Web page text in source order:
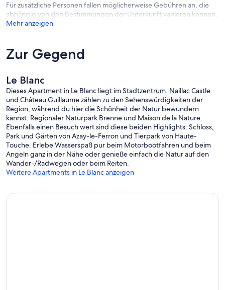
Für zusätzliche Personen fallen möglicherweise Gebühren an, die
abhängig von den Bestimmungen der Unterkunft variieren können.
Mehr anzeigen
Zur Gegend
Le Blanc
Dieses Apartment in Le Blanc liegt im Stadtzentrum. Naillac Castle
und Château Guillaume zählen zu den Sehenswürdigkeiten der
Region, während du hier die Schönheit der Natur bewundern
kannst: Regionaler Naturpark Brenne und Maison de la Nature.
Ebenfalls einen Besuch wert sind diese beiden Highlights: Schloss,
Park und Gärten von Azay-le-Ferron und Tierpark von Haute-
Touche. Erlebe Wasserspaß pur beim Motorbootfahren und beim
Angeln ganz in der Nähe oder genieße einfach die Natur auf den
Wander-/Radwegen oder beim Reiten.
Weitere Apartments in Le Blanc anzeigen